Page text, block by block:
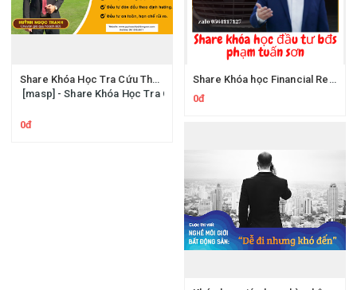
Share Khóa Học Tra Cứu Thông Tin Quy Hoạch Bất Động Sản Huỳnh Ngọc Thanh Hatagroup
[masp] - Share Khóa Học Tra Cứu Thông Tin Quy Hoạch Bất Động
0đ
Share Khóa học Financial Revolution của diễn giả Phạm Tuấn Sơn - Làm Giàu Nhờ Đầu Tư Bất Động Sản
0đ